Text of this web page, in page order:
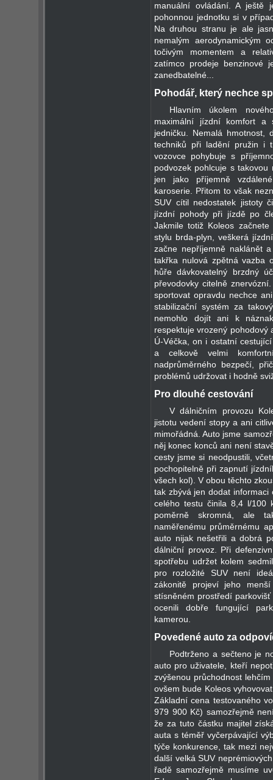
manuální ovládání. A ještě
pohonnou jednotku si v
Na druhou stranu je ale
nemalým aerodynamickým
točivým momentem a
zatímco prodeje benzinové
zanedbatelné...
Pohodář, který nechce
Hlavním úkolem
maximální jízdní komfort
jedničku. Nemalá hmotnost,
techniků při ladění pružin i
vozovce pohybuje s
podvozek pohlcuje s
jen jako příjemně
karoserie. Přitom to však
SUV cítil nedostatek jistoty
jízdní pohody při jízdě po
Jakmile totiž Koleos
stylu brda-plyn, veškerá
začne nepříjemně naklánět
takřka nulová zpětná vazba
hůře dávkovatelný brzdný
převodovky citelně
sportovat opravdu nechce
stabilizační systém za
nemohlo dojít ani k
respektuje vrozený pohodový
Ú-Véčka, on i ostatní
a celkově velmi
nadprůměrného bezpečí,
problémů udržovat i hodně
Pro dlouhé cestování
V dálničním provozu
jistotu vedení stopy a ani
mimořádná. Auto jsme
něj konec konců ani není
cesty jsme si neodpustili,
pochopitelně při zapnutí
všech kol). V obou těchto
tak zbývá jen dodat
celého testu činila 8,4 l/100
poměrně skromná, ale
naměřenému průměrnému
auto nijak nešetřili a dobrá
dálniční provoz. Při
spotřebu udržet kolem
pro rozložité SUV není
zákonitě projeví jeho
stísněném prostředí
ocenili dobře fungující
kamerou.
Povedené auto za
Podtrženo a sečteno je
auto pro uživatele, kteří
zvýšenou průchodnost
ovšem bude Koleos
Základní cena testovaného
979 900 Kč) samozřejmě
že za tuto částku majitel
auta s téměř vyčerpávající
týče konkurence, tak mezi
další velká SUV
řadě samozřejmě musíme